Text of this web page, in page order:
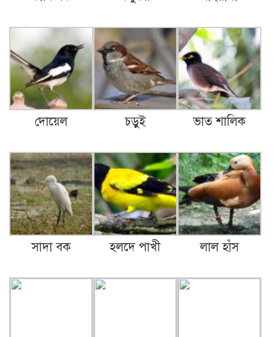
দোয়েল চড়ুই ভাত শালিক
সাদা বক হলদে পাখী লাল হাঁস